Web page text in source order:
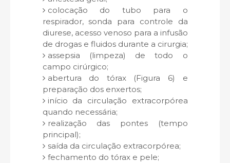
colocação do tubo para o
respirador, sonda para controle da
diurese, acesso venoso para a infusão
de drogas e fluidos durante a cirurgia;
assepsia (limpeza) de todo o
campo cirúrgico;
abertura do tórax (Figura 6) e
preparação dos enxertos;
início da circulação extracorpórea
quando necessária;
realização das pontes (tempo
principal);
saída da circulação extracorpórea;
fechamento do tórax e pele;